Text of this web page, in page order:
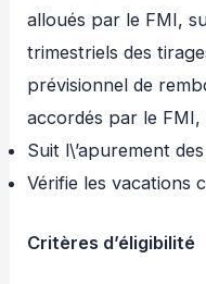
alloués par le FMI,
trimestriels des
prévisionnel de
accordés par le
Suit l\’apurement
Vérifie les vacations
Critères d’éligibilité